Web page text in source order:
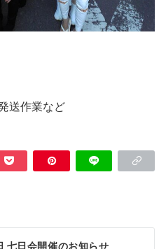
送作業など
七日会開催のお知らせ